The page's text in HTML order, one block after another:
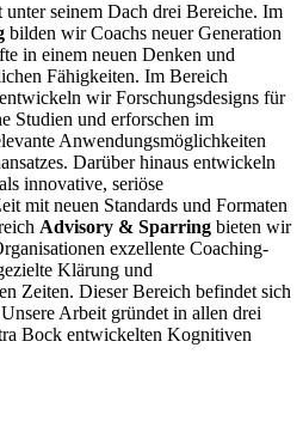
seinem Dach drei Bereiche. Im
bilden wir Coachs neuer Generation
in einem neuen Denken und
Fähigkeiten. Im Bereich
entwickeln wir Forschungsdesigns für
Studien und erforschen im
Anwendungsmöglichkeiten
Darüber hinaus entwickeln
innovative, seriöse
mit neuen Standards und Formaten
Advisory & Sparring bieten wir
exzellente Coaching-
Klärung und
Zeiten. Dieser Bereich befindet sich
Arbeit gründet in allen drei
Bock entwickelten Kognitiven